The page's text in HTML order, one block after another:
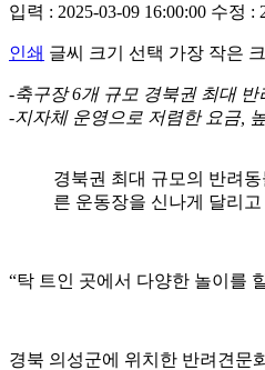
입력 : 2025-03-09 16:00:00 수정 :
인쇄 글씨 크기 선택 가장 작은
-축구장 6개 규모 경북권 최대
-지자체 운영으로 저렴한 요금,
경북권 최대 규모의 반려
른 운동장을 신나게 달리고
“탁 트인 곳에서 다양한 놀이를
경북 의성군에 위치한 반려견문